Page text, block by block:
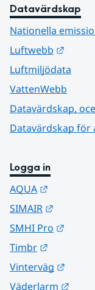
Datavärdskap
Nationella
Luftwebb
Luftmiljödata
VattenWebb
Datavärdskap,
Datavärdskap för
Logga in
AQUA
SIMAIR
SMHI Pro
Timbr
Vinterväg
Väderlarm